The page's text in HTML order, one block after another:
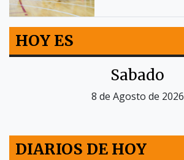
HOY ES
Sabado
8 de Agosto de 2026
DIARIOS DE HOY